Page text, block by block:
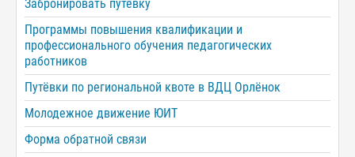
Забронировать путёвку
Программы повышения квалификации и
профессионального обучения педагогических
работников
Путёвки по региональной квоте в ВДЦ Орлёнок
Молодежное движение ЮИТ
Форма обратной связи